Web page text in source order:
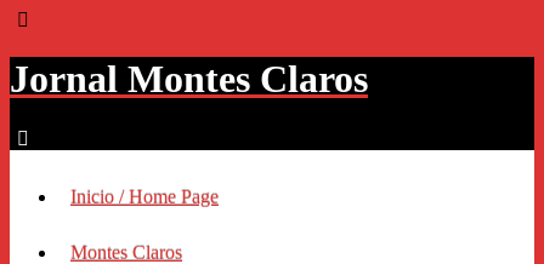
Jornal Montes Claros
Inicio / Home Page
Montes Claros